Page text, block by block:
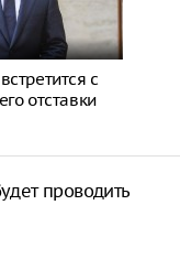
с
отставки
проводить